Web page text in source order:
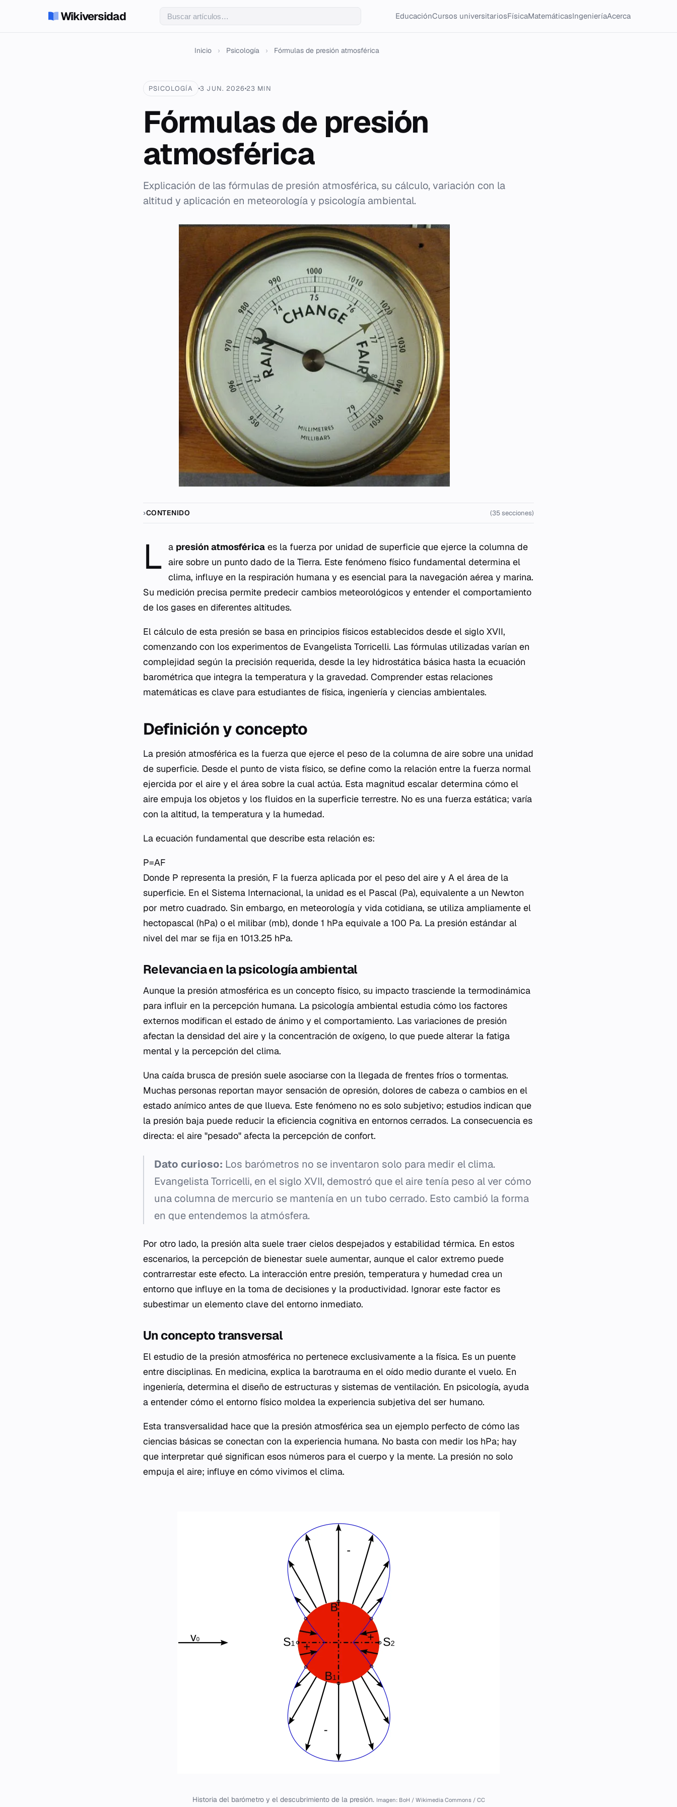
Wikiversidad EducaciónCursos universitariosFísicaMatemáticasIngenieríaAcerca
Inicio › Psicología › Fórmulas de presión atmosférica
PSICOLOGÍA 3 JUN. 2026 23 MIN
Fórmulas de presión
atmosférica
Explicación de las fórmulas de presión atmosférica, su cálculo, variación con la
altitud y aplicación en meteorología y psicología ambiental.
CONTENIDO (35 secciones)
L a presión atmosférica es la fuerza por unidad de superficie que ejerce la columna de
aire sobre un punto dado de la Tierra. Este fenómeno físico fundamental determina el
clima, influye en la respiración humana y es esencial para la navegación aérea y marina.
Su medición precisa permite predecir cambios meteorológicos y entender el comportamiento
de los gases en diferentes altitudes.
El cálculo de esta presión se basa en principios físicos establecidos desde el siglo XVII,
comenzando con los experimentos de Evangelista Torricelli. Las fórmulas utilizadas varían en
complejidad según la precisión requerida, desde la ley hidrostática básica hasta la ecuación
barométrica que integra la temperatura y la gravedad. Comprender estas relaciones
matemáticas es clave para estudiantes de física, ingeniería y ciencias ambientales.
Definición y concepto
La presión atmosférica es la fuerza que ejerce el peso de la columna de aire sobre una unidad
de superficie. Desde el punto de vista físico, se define como la relación entre la fuerza normal
ejercida por el aire y el área sobre la cual actúa. Esta magnitud escalar determina cómo el
aire empuja los objetos y los fluidos en la superficie terrestre. No es una fuerza estática; varía
con la altitud, la temperatura y la humedad.
La ecuación fundamental que describe esta relación es:
P=AF​
Donde P representa la presión, F la fuerza aplicada por el peso del aire y A el área de la
superficie. En el Sistema Internacional, la unidad es el Pascal (Pa), equivalente a un Newton
por metro cuadrado. Sin embargo, en meteorología y vida cotidiana, se utiliza ampliamente el
hectopascal (hPa) o el milibar (mb), donde 1 hPa equivale a 100 Pa. La presión estándar al
nivel del mar se fija en 1013.25 hPa.
Relevancia en la psicología ambiental
Aunque la presión atmosférica es un concepto físico, su impacto trasciende la termodinámica
para influir en la percepción humana. La psicología ambiental estudia cómo los factores
externos modifican el estado de ánimo y el comportamiento. Las variaciones de presión
afectan la densidad del aire y la concentración de oxígeno, lo que puede alterar la fatiga
mental y la percepción del clima.
Una caída brusca de presión suele asociarse con la llegada de frentes fríos o tormentas.
Muchas personas reportan mayor sensación de opresión, dolores de cabeza o cambios en el
estado anímico antes de que llueva. Este fenómeno no es solo subjetivo; estudios indican que
la presión baja puede reducir la eficiencia cognitiva en entornos cerrados. La consecuencia es
directa: el aire "pesado" afecta la percepción de confort.
Dato curioso: Los barómetros no se inventaron solo para medir el clima.
Evangelista Torricelli, en el siglo XVII, demostró que el aire tenía peso al ver cómo
una columna de mercurio se mantenía en un tubo cerrado. Esto cambió la forma
en que entendemos la atmósfera.
Por otro lado, la presión alta suele traer cielos despejados y estabilidad térmica. En estos
escenarios, la percepción de bienestar suele aumentar, aunque el calor extremo puede
contrarrestar este efecto. La interacción entre presión, temperatura y humedad crea un
entorno que influye en la toma de decisiones y la productividad. Ignorar este factor es
subestimar un elemento clave del entorno inmediato.
Un concepto transversal
El estudio de la presión atmosférica no pertenece exclusivamente a la física. Es un puente
entre disciplinas. En medicina, explica la barotrauma en el oído medio durante el vuelo. En
ingeniería, determina el diseño de estructuras y sistemas de ventilación. En psicología, ayuda
a entender cómo el entorno físico moldea la experiencia subjetiva del ser humano.
Esta transversalidad hace que la presión atmosférica sea un ejemplo perfecto de cómo las
ciencias básicas se conectan con la experiencia humana. No basta con medir los hPa; hay
que interpretar qué significan esos números para el cuerpo y la mente. La presión no solo
empuja el aire; influye en cómo vivimos el clima.
Historia del barómetro y el descubrimiento de la presión. Imagen: BoH / Wikimedia Commons / CC